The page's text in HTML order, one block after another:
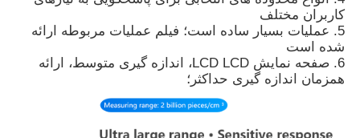
خانه
محصولات
فیلم های
کاربران مختلف
5. عملیات بسیار ساده است؛ فیلم عملیات مربوطه ارائه
شده است
6. صفحه نمایش LCD LCD، اندازه گیری متوسط، ارائه
همزمان اندازه گیری حداکثر؛